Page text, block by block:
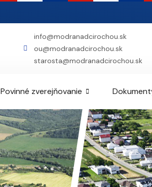
info@modranadcirochou.sk
ou@modranadcirochou.sk
starosta@modranadcirochou.sk
Povinné zverejňovanie